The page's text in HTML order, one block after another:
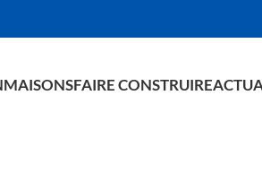
MAISONSFAIRE CONSTRUIRE